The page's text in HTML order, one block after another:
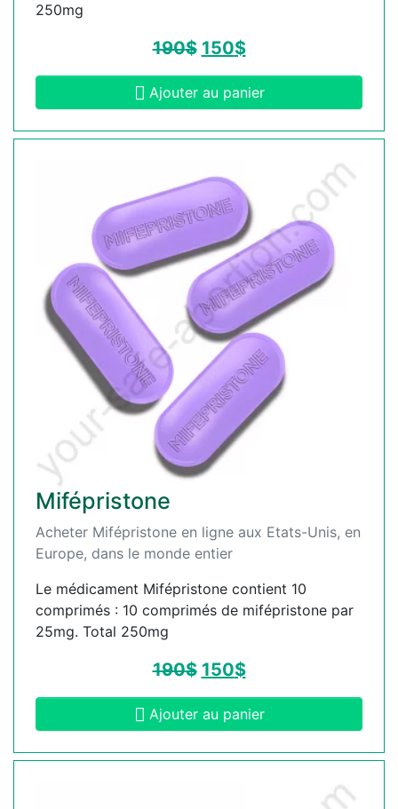
250mg
190$ 150$
Ajouter au panier
Mifépristone
Acheter Mifépristone en ligne aux Etats-Unis, en
Europe, dans le monde entier
Le médicament Mifépristone contient 10
comprimés : 10 comprimés de mifépristone par
25mg. Total 250mg
190$ 150$
Ajouter au panier